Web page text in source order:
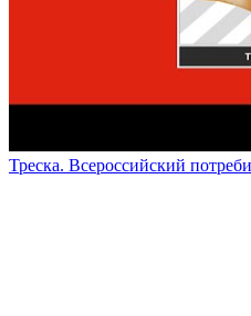
Треска. Всероссийский